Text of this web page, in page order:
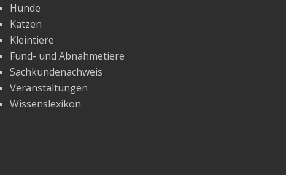
Hunde
Katzen
Kleintiere
Fund- und Abnahmetiere
Sachkundenachweis
Veranstaltungen
Wissenslexikon